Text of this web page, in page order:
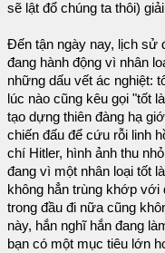
sẽ lật đổ chúng ta thôi)
Đến tận ngày nay, lịch sử
đang hành động vì nhân
những dấu vết ác nghiệt:
lúc nào cũng kêu gọi "tốt
tạo dựng thiên đàng hạ
chiến đấu để cứu rỗi linh
chí Hitler, hình ảnh thu
đang vì một nhân loại tốt
không hẳn trùng khớp
trong đầu đi nữa cũng
này, hắn nghĩ hắn đang
bạn có một mục tiêu lớn